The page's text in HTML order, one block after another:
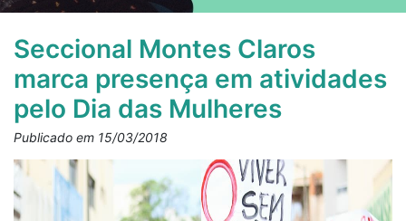
Seccional Montes Claros
marca presença em atividades
pelo Dia das Mulheres
Publicado em 15/03/2018